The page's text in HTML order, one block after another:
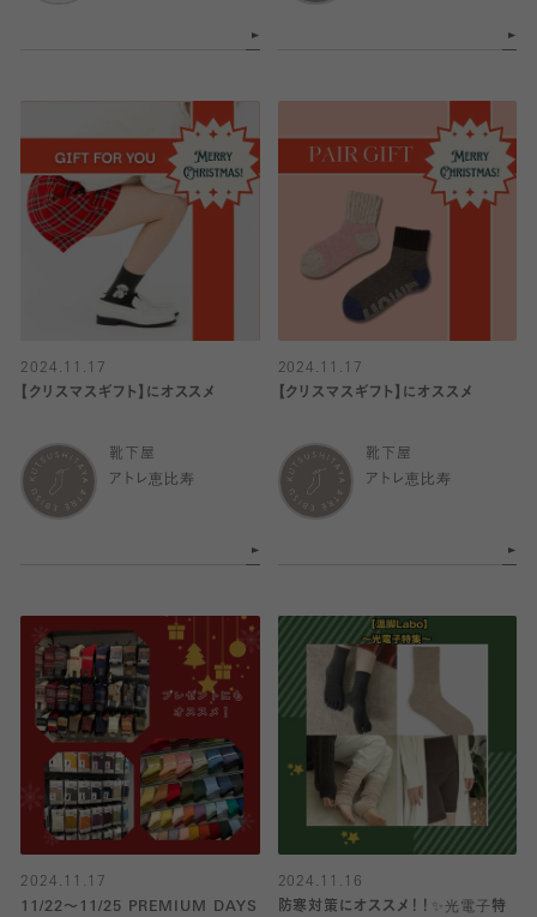
2024.11.17
【クリスマスギフト】にオススメ
靴下屋
アトレ恵比寿
2024.11.17
【クリスマスギフト】にオススメ
靴下屋
アトレ恵比寿
2024.11.17
11/22〜11/25 PREMIUM DAYS
2024.11.16
防寒対策にオススメ！！✨光電子特